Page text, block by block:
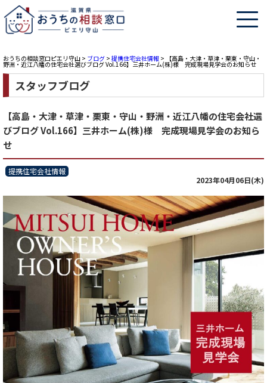
おうちの相談窓口ピエリ守山 > ブログ > 提携住宅会社情報 > 【高島・大津・草津・栗東・守山・
野洲・近江八幡の住宅会社選びブログ Vol.166】三井ホーム(株)様 完成現場見学会のお知らせ
スタッフブログ
【高島・大津・草津・栗東・守山・野洲・近江八幡の住宅会社選
びブログ Vol.166】三井ホーム(株)様 完成現場見学会のお知ら
せ
提携住宅会社情報
2023年04月06日(木)